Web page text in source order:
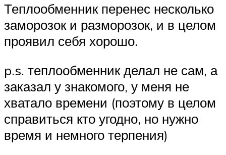
Теплообменник перенес несколько
заморозок и разморозок, и в целом
проявил себя хорошо.
p.s. теплообменник делал не сам, а
заказал у знакомого, у меня не
хватало времени (поэтому в целом
справиться кто угодно, но нужно
время и немного терпения)